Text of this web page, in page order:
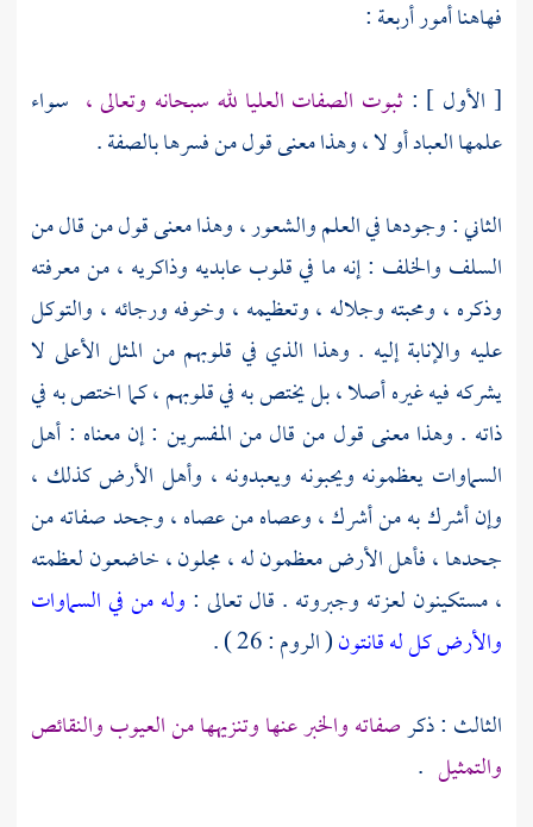
فهاهنا أمور أربعة :
[ الأول ] :ثبوت الصفات العليا لله سبحانه وتعالى ، سواء
علمها العباد أو لا ، وهذا معنى قول من فسرها بالصفة .
الثاني : وجودها في العلم والشعور ، وهذا معنى قول من قال من
السلف والخلف : إنه ما في قلوب عابديه وذاكريه ، من معرفته
وذكره ، ومحبته وجلاله ، وتعظيمه ، وخوفه ورجائه ، والتوكل
عليه والإنابة إليه . وهذا الذي في قلوبهم من المثل الأعلى لا
يشركه فيه غيره أصلا ، بل يختص به في قلوبهم ، كما اختص به في
ذاته . وهذا معنى قول من قال من المفسرين : إن معناه : أهل
السماوات يعظمونه ويحبونه ويعبدونه ، وأهل الأرض كذلك ،
وإن أشرك به من أشرك ، وعصاه من عصاه ، وجحد صفاته من
جحدها ، فأهل الأرض معظمون له ، مجلون ، خاضعون لعظمته
، مستكينون لعزته وجبروته . قال تعالى : وله من في السماوات
والأرض كل له قانتون( الروم : 26 ) .
الثالث : ذكرصفاته والخبر عنها وتنزيهها من العيوب والنقائص
والتمثيل .